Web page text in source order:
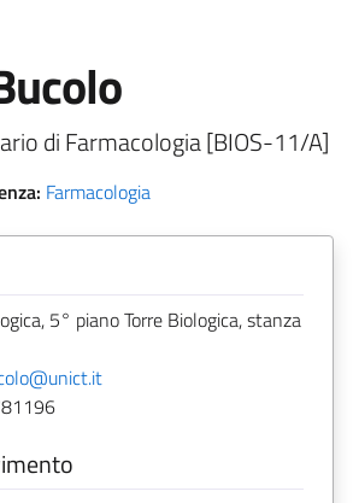
di Farmacologia [BIOS-11/A]
Farmacologia
5° piano Torre Biologica, stanza